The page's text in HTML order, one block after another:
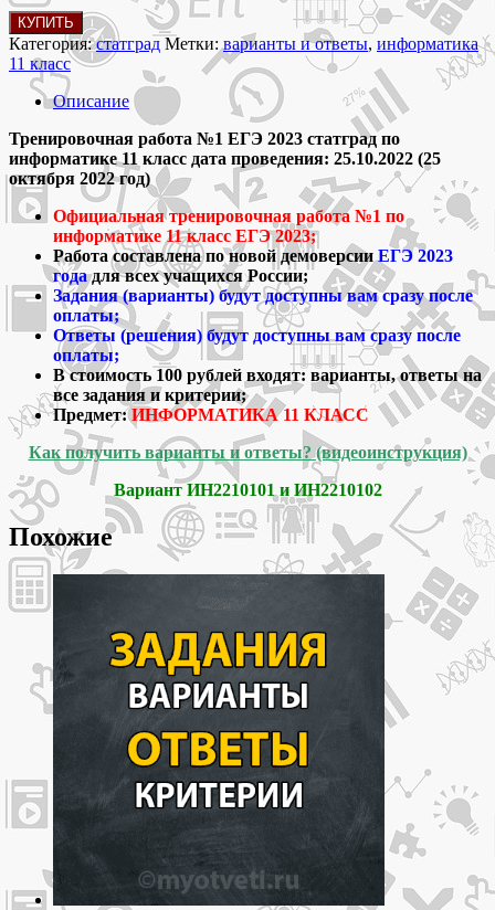
Количество
товара
25
октября
2022
работа
№1
ЕГЭ
2023
по
информатике
класс
варианты
ответы
КУПИТЬ
Категория:статград Метки:варианты и ответы, информатика
11 класс
Описание
Тренировочная работа №1 ЕГЭ 2023 статград по
информатике 11 класс дата проведения: 25.10.2022 (25
октября 2022 год)
Официальная тренировочная работа №1 по
информатике 11 класс ЕГЭ 2023;
Работа составлена по новой демоверсииЕГЭ 2023
годадля всех учащихся России;
Задания (варианты) будут доступны вам сразу после
оплаты;
Ответы (решения) будут доступны вам сразу после
оплаты;
В стоимость 100 рублей входят: варианты, ответы на
все задания и критерии;
Предмет:ИНФОРМАТИКА 11 КЛАСС
Как получить варианты и ответы? (видеоинструкция)
Вариант ИН2210101 и ИН2210102
Похожие